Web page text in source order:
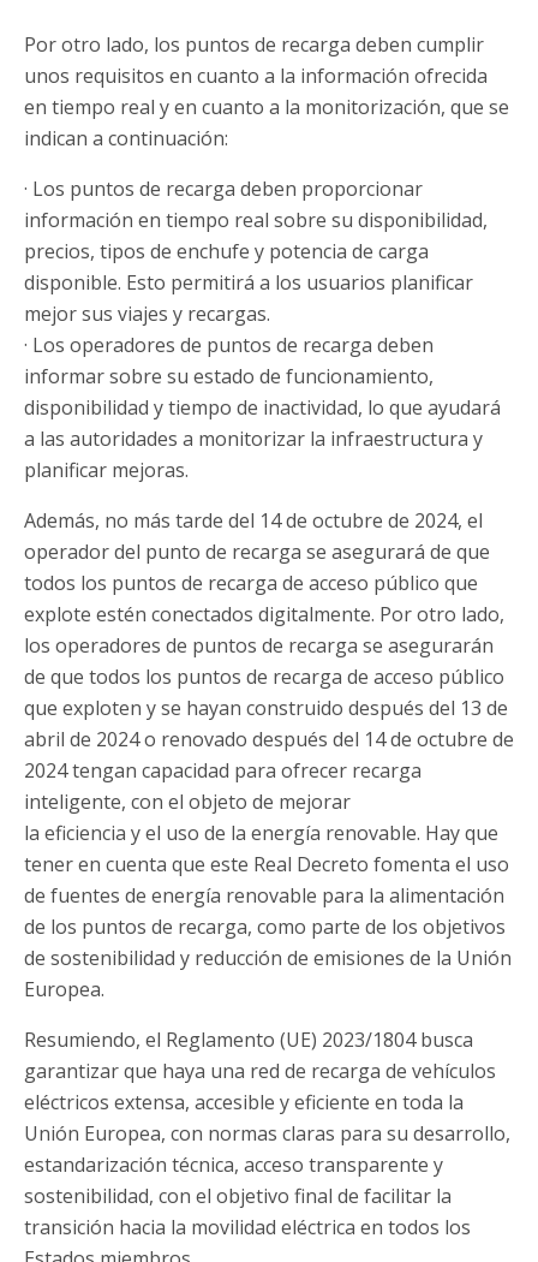
Por otro lado, los puntos de recarga deben cumplir
unos requisitos en cuanto a la información ofrecida
en tiempo real y en cuanto a la monitorización, que se
indican a continuación:
· Los puntos de recarga deben proporcionar
información en tiempo real sobre su disponibilidad,
precios, tipos de enchufe y potencia de carga
disponible. Esto permitirá a los usuarios planificar
mejor sus viajes y recargas.
· Los operadores de puntos de recarga deben
informar sobre su estado de funcionamiento,
disponibilidad y tiempo de inactividad, lo que ayudará
a las autoridades a monitorizar la infraestructura y
planificar mejoras.
Además, no más tarde del 14 de octubre de 2024, el
operador del punto de recarga se asegurará de que
todos los puntos de recarga de acceso público que
explote estén conectados digitalmente. Por otro lado,
los operadores de puntos de recarga se asegurarán
de que todos los puntos de recarga de acceso público
que exploten y se hayan construido después del 13 de
abril de 2024 o renovado después del 14 de octubre de
2024 tengan capacidad para ofrecer recarga
inteligente, con el objeto de mejorar
la eficiencia y el uso de la energía renovable. Hay que
tener en cuenta que este Real Decreto fomenta el uso
de fuentes de energía renovable para la alimentación
de los puntos de recarga, como parte de los objetivos
de sostenibilidad y reducción de emisiones de la Unión
Europea.
Resumiendo, el Reglamento (UE) 2023/1804 busca
garantizar que haya una red de recarga de vehículos
eléctricos extensa, accesible y eficiente en toda la
Unión Europea, con normas claras para su desarrollo,
estandarización técnica, acceso transparente y
sostenibilidad, con el objetivo final de facilitar la
transición hacia la movilidad eléctrica en todos los